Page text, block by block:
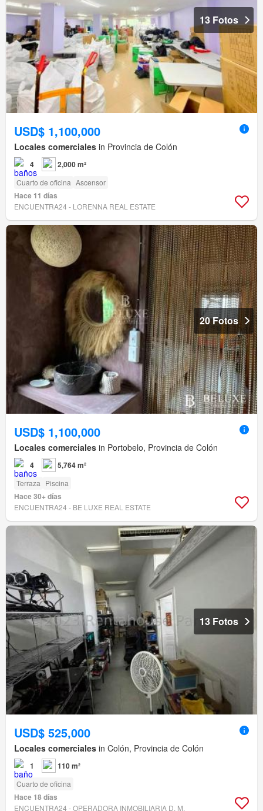
13 Fotos
USD$ 1,100,000
Locales comerciales in Provincia de Colón
4 2,000 m²
Cuarto de oficina Ascensor
Hace 11 días
ENCUENTRA24 - LORENNA REAL ESTATE
20 Fotos
USD$ 1,100,000
Locales comerciales in Portobelo, Provincia de Colón
4 5,764 m²
Terraza Piscina
Hace 30+ días
ENCUENTRA24 - BE LUXE REAL ESTATE
13 Fotos
USD$ 525,000
Locales comerciales in Colón, Provincia de Colón
1 110 m²
Cuarto de oficina
Hace 18 días
ENCUENTRA24 - OPERADORA INMOBILIARIA D. M.